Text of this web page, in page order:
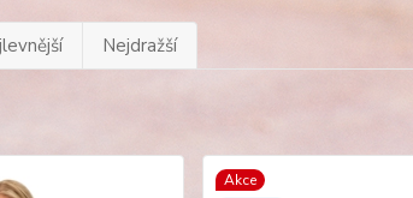
Nejdražší
Akce